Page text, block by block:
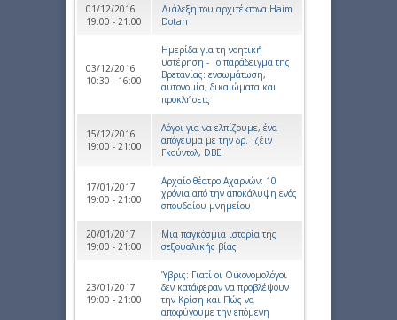
01/12/2016
19:00 - 21:00
Διάλεξη του αρχιτέκτονα Haim
Dotan
03/12/2016
10:30 - 16:00
Ημερίδα για τη νοητική
υστέρηση - Το παράδειγμα της
Βρετανίας: ενσωμάτωση,
αυτονομία, δικαιώματα και
προκλήσεις
15/12/2016
19:00 - 21:00
Λόγοι για να ελπίζουμε, ένα
απόγευμα με την δρ. Τζέιν
Γκούντολ, DBE
17/01/2017
19:00 - 21:00
Αρχαίο θέατρο Αχαρνών: 10
χρόνια από την αποκάλυψη ενός
σπουδαίου μνημείου
20/01/2017
19:00 - 21:00
Μια παγκόσμια ιστορία της
σεξουαλικής βίας
23/01/2017
19:00 - 21:00
Ύβρις: Γιατί οι Οικονομολόγοι
δεν κατάφεραν να προβλέψουν
την Κρίση και Πώς να
αποφύγουμε την επόμενη